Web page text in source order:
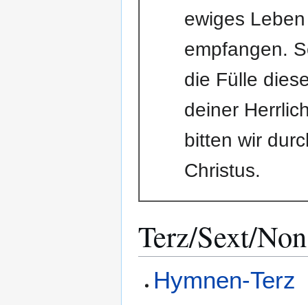
ewiges
empfangen.
die Fülle
deiner
bitten wir
Christus.
Terz/Sext/Non
Hymnen-Terz